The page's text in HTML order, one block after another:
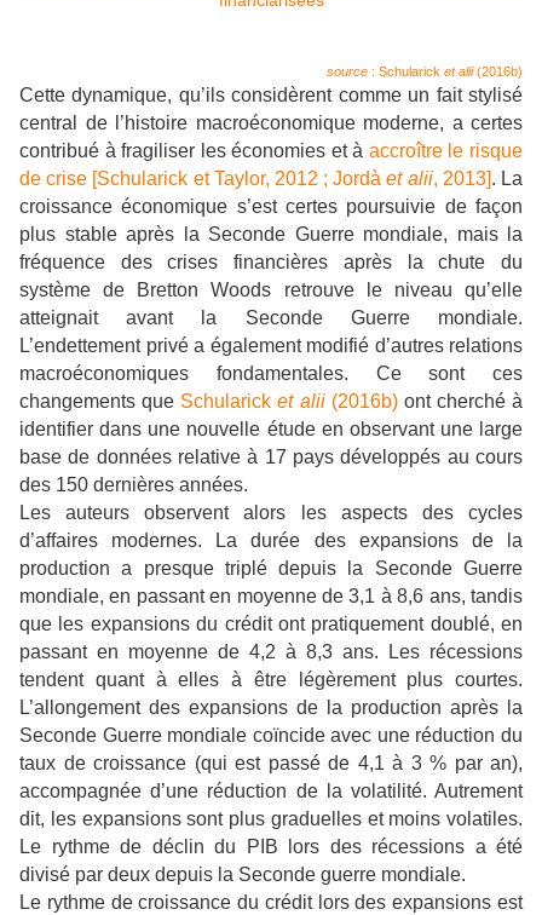
source : Schularick et alii(2016b)
Cette dynamique, qu’ils considèrent comme un fait stylisé
central de l’histoire macroéconomique moderne, a certes
contribué à fragiliser les économies et à accroître le risque
de crise [Schularick et Taylor, 2012 ; Jordàet alii, 2013]. La
croissance économique s’est certes poursuivie de façon
plus stable après la Seconde Guerre mondiale, mais la
fréquence des crises financières après la chute du
système de Bretton Woods retrouve le niveau qu’elle
atteignait avant la Seconde Guerre mondiale.
L’endettement privé a également modifié d’autres relations
macroéconomiques fondamentales. Ce sont ces
changements que Schularicket alii (2016b) ont cherché à
identifier dans une nouvelle étude en observant une large
base de données relative à 17 pays développés au cours
des 150 dernières années.
Les auteurs observent alors les aspects des cycles
d’affaires modernes. La durée des expansions de la
production a presque triplé depuis la Seconde Guerre
mondiale, en passant en moyenne de 3,1 à 8,6 ans, tandis
que les expansions du crédit ont pratiquement doublé, en
passant en moyenne de 4,2 à 8,3 ans. Les récessions
tendent quant à elles à être légèrement plus courtes.
L’allongement des expansions de la production après la
Seconde Guerre mondiale coïncide avec une réduction du
taux de croissance (qui est passé de 4,1 à 3 % par an),
accompagnée d’une réduction de la volatilité. Autrement
dit, les expansions sont plus graduelles et moins volatiles.
Le rythme de déclin du PIB lors des récessions a été
divisé par deux depuis la Seconde guerre mondiale.
Le rythme de croissance du crédit lors des expansions est